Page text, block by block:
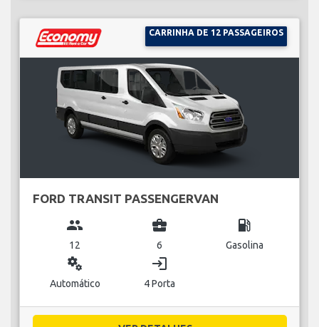
CARRINHA DE 12 PASSAGEIROS
FORD TRANSIT PASSENGERVAN
group
12
business_center
6
local_gas_station
Gasolina
miscellaneous_services
Automático
login
4 Porta